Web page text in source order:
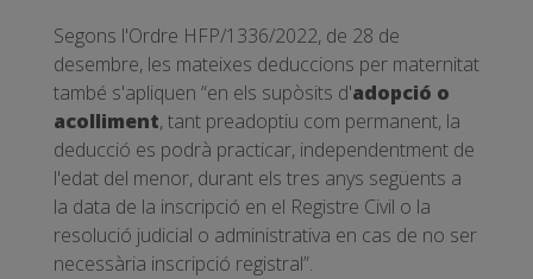
Segons l'Ordre HFP/1336/2022, de 28 de
desembre, les mateixes deduccions per maternitat
també s'apliquen “en els supòsits d'adopció o
acolliment, tant preadoptiu com permanent, la
deducció es podrà practicar, independentment de
l'edat del menor, durant els tres anys següents a
la data de la inscripció en el Registre Civil o la
resolució judicial o administrativa en cas de no ser
necessària inscripció registral”.